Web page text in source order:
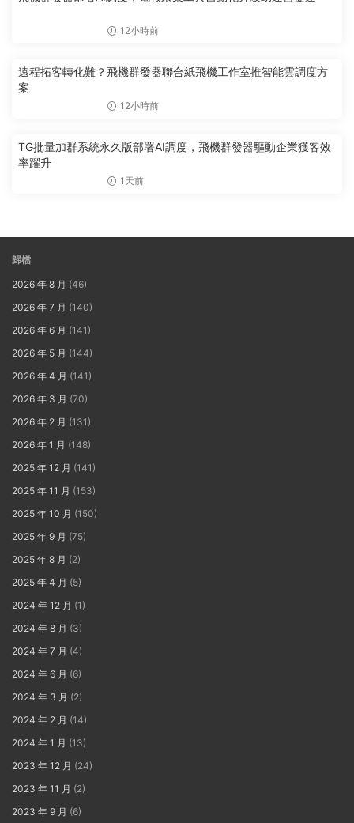
12小時前
遠程拓客轉化難？飛機群發器聯合紙飛機工作室推智能雲調度方
案
12小時前
TG批量加群系統永久版部署AI調度，飛機群發器驅動企業獲客效
率躍升
1天前
歸檔
2026 年 8 月 (46)
2026 年 7 月 (140)
2026 年 6 月 (141)
2026 年 5 月 (144)
2026 年 4 月 (141)
2026 年 3 月 (70)
2026 年 2 月 (131)
2026 年 1 月 (148)
2025 年 12 月 (141)
2025 年 11 月 (153)
2025 年 10 月 (150)
2025 年 9 月 (75)
2025 年 8 月 (2)
2025 年 4 月 (5)
2024 年 12 月 (1)
2024 年 8 月 (3)
2024 年 7 月 (4)
2024 年 6 月 (6)
2024 年 3 月 (2)
2024 年 2 月 (14)
2024 年 1 月 (13)
2023 年 12 月 (24)
2023 年 11 月 (2)
2023 年 9 月 (6)